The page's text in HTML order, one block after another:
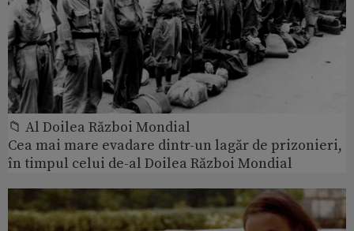
📁 Al Doilea Război Mondial
Cea mai mare evadare dintr-un lagăr de prizonieri,
în timpul celui de-al Doilea Război Mondial